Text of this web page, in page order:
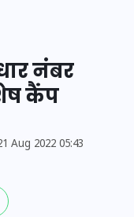
नंबर
कैंप
Aug 2022 05:43